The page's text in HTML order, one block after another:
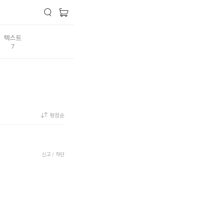
텍스트
7
평점순
신고 / 차단